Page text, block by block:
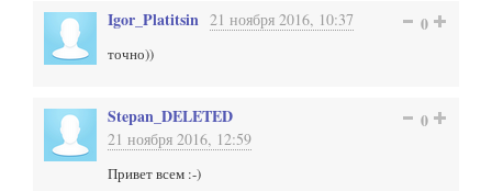
Igor_Platitsin 21 ноября 2016, 10:37 0
точно))
Stepan_DELETED
21 ноября 2016, 12:59
0
Привет всем :-)